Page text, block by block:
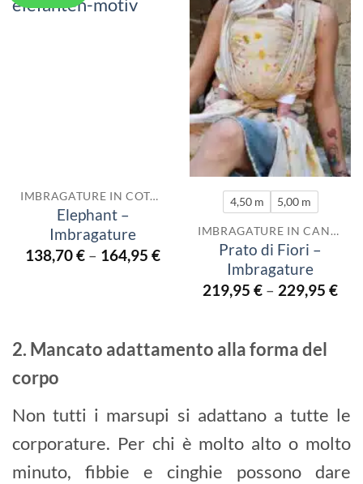
IMBRAGATURE IN COTONE
Elephant –
Imbragature
138,70€ – 164,95 €
4,50 m 5,00 m
IMBRAGATURE IN CANAPA
Prato di Fiori –
Imbragature
219,95 € – 229,95 €
2. Mancato adattamento alla forma del
corpo
Non tutti i marsupi si adattano a tutte le
corporature. Per chi è molto alto o molto
minuto, fibbie e cinghie possono dare